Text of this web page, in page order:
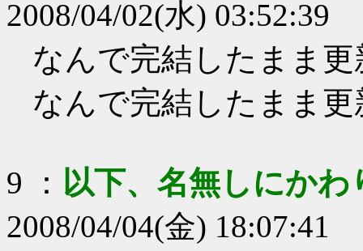
2008/04/02(水) 03:52:39
なんで完結したまま
なんで完結したまま
9 ： 以下、名無しにか
2008/04/04(金) 18:07:41